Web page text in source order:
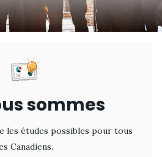
sommes
les études possibles pour tous
Canadiens.